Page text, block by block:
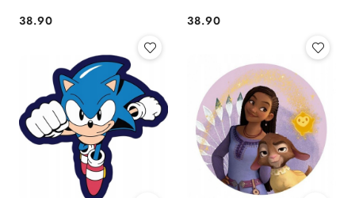
Cena:
38.90 Cena:
38.90